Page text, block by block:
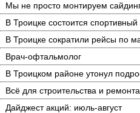
Мы не просто монтируем
В Троицке состоится спортивный
В Троицке сократили рейсы по
Врач-офтальмолог
В Троицком районе утонул
Всё для строительства и
Дайджест акций: июль-август